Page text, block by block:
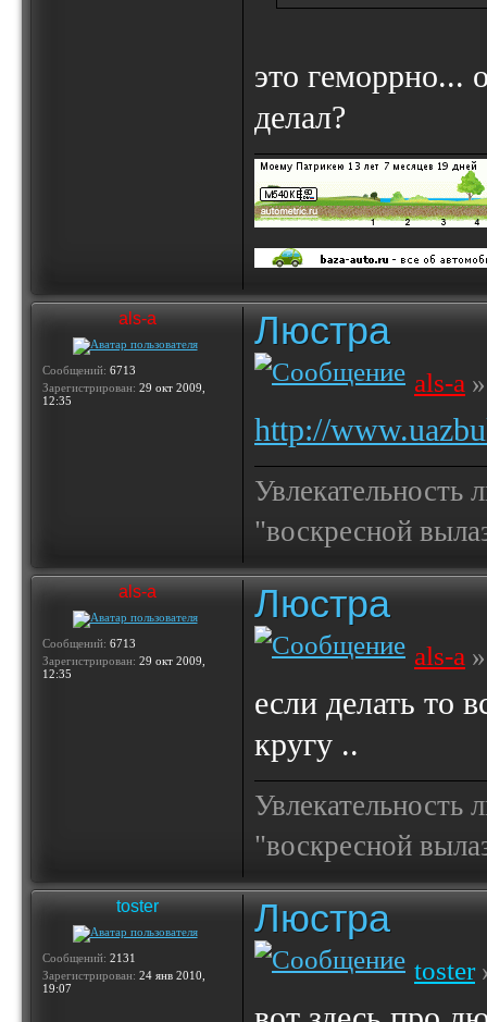
это геморрно...
делал?
als-a
Сообщений: 6713
Зарегистрирован: 29 окт 2009,
12:35
Люстра
als-a
http://
Увлекательность
"воскресной
als-a
Сообщений: 6713
Зарегистрирован: 29 окт 2009,
12:35
Люстра
als-a
если делать то
кругу ..
Увлекательность
"воскресной
toster
Сообщений: 2131
Зарегистрирован: 24 янв 2010,
19:07
Люстра
toster